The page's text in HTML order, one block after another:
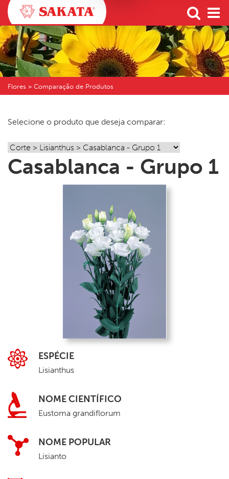
Flores > Comparação de Produtos
Selecione o produto que deseja comparar:
Casablanca - Grupo 1
ESPÉCIE
Lisianthus
NOME CIENTÍFICO
Eustoma grandiflorum
NOME POPULAR
Lisianto